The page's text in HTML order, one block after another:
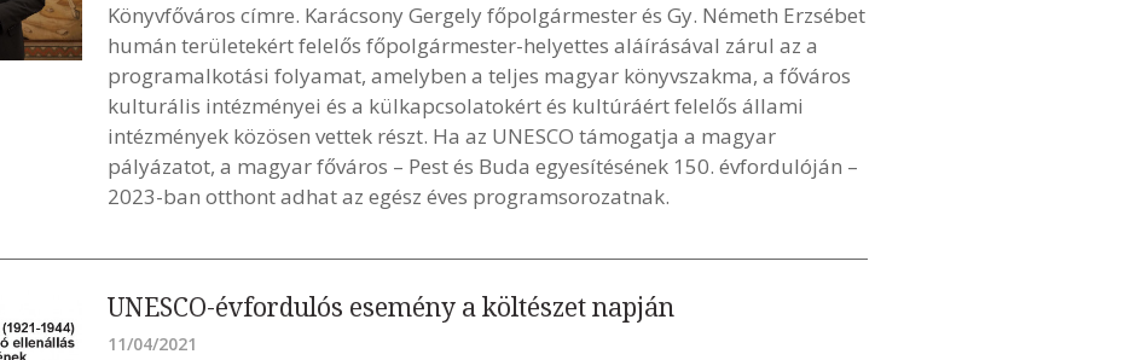
Könyvfőváros címre. Karácsony Gergely főpolgármester és Gy. Németh Erzsébet
humán területekért felelős főpolgármester-helyettes aláírásával zárul az a
programalkotási folyamat, amelyben a teljes magyar könyvszakma, a főváros
kulturális intézményei és a külkapcsolatokért és kultúráért felelős állami
intézmények közösen vettek részt. Ha az UNESCO támogatja a magyar
pályázatot, a magyar főváros – Pest és Buda egyesítésének 150. évfordulóján –
2023-ban otthont adhat az egész éves programsorozatnak.
UNESCO-évfordulós esemény a költészet napján
11/04/2021